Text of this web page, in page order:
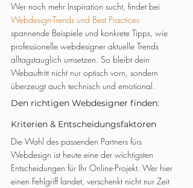
Wer noch mehr Inspiration sucht, findet bei
Webdesign-Trends und Best Practices
spannende Beispiele und konkrete Tipps, wie
professionelle webdesigner aktuelle Trends
alltagstauglich umsetzen. So bleibt dein
Webauftritt nicht nur optisch vorn, sondern
überzeugt auch technisch und emotional.
Den richtigen Webdesigner finden:
Kriterien & Entscheidungsfaktoren
Die Wahl des passenden Partners fürs
Webdesign ist heute eine der wichtigsten
Entscheidungen für Ihr Online-Projekt. Wer hier
einen Fehlgriff landet, verschenkt nicht nur Zeit